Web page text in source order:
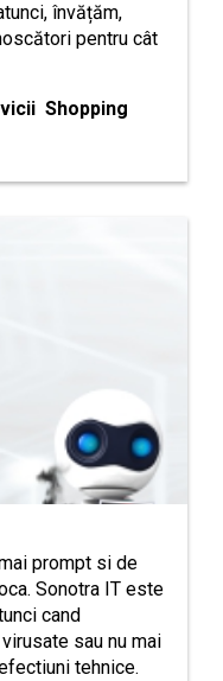
învățăm,
pentru cât
Shopping
prompt si de
Sonotra IT este
cand
sau nu mai
tehnice.